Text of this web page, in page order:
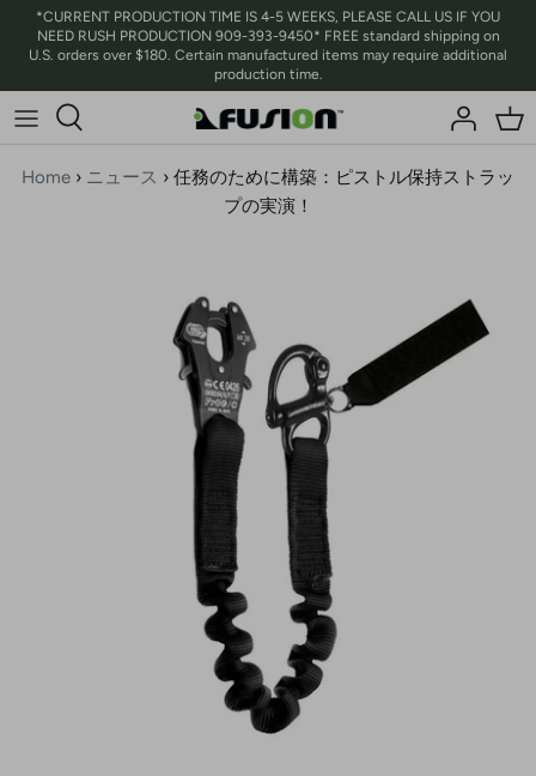
ツ
*CURRENT PRODUCTION TIME IS 4-5 WEEKS, PLEASE CALL US IF YOU
NEED RUSH PRODUCTION 909-393-9450* FREE standard shipping on
U.S. orders over $180. Certain manufactured items may require additional
production time.
Home › ニュース › 任務のために構築：ピストル保持ストラッ
プの実演！